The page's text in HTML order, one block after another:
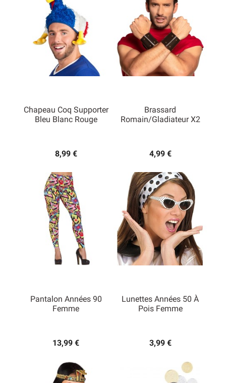
Chapeau Coq Supporter
Bleu Blanc Rouge
8,99 €
Brassard
Romain/Gladiateur X2
4,99 €
Pantalon Années 90
Femme
13,99 €
Lunettes Années 50 À
Pois Femme
3,99 €